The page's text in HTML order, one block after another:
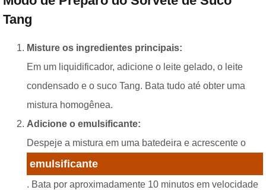
Tang
Misture os ingredientes principais:
Em um liquidificador, adicione o leite gelado, o leite
condensado e o suco Tang. Bata tudo até obter uma
mistura homogênea.
Adicione o emulsificante:
Despeje a mistura em uma batedeira e acrescente o
emulsificante
. Bata por aproximadamente 10 minutos em velocidade